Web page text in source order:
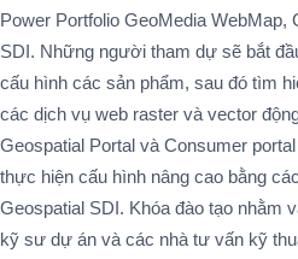
Power Portfolio GeoMedia WebMap,
SDI. Những người tham dự sẽ bắt
cấu hình các sản phẩm, sau đó tìm
các dịch vụ web raster và vector
Geospatial Portal và Consumer
thực hiện cấu hình nâng cao bằng
Geospatial SDI. Khóa đào tạo nhằm
kỹ sư dự án và các nhà tư vấn kỹ